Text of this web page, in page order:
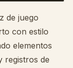
de juego
con estilo
elementos
registros de